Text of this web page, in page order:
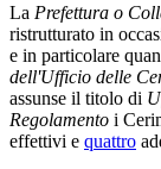
La Prefettura o
ristrutturato in
e in particolare
dell'Ufficio delle
assunse il titolo di
Regolamento i
effettivi e quattro